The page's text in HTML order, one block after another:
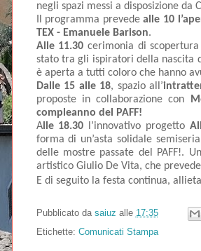
negli spazi messi a disposizione da
Il programma prevede alle 10
TEX - Emanuele Barison.
Alle 11.30 cerimonia di
stato tra gli ispiratori della nascita
è aperta a tutti coloro che hanno
Dalle 15 alle 18, spazio all’
proposte in collaborazione con
compleanno del PAFF!
Alle 18.30 l’innovativo progetto
forma di un’asta solidale
delle mostre passate del PAFF!.
artistico Giulio De Vita, che
E di seguito la festa continua,
Pubblicato da saiuz alle 17:35
Etichette: Comunicati Stampa